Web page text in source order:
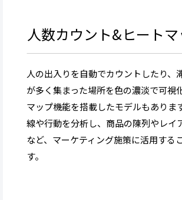
人数カウント&ヒート
人の出入りを自動でカウントしたり、
が多く集まった場所を色の濃淡で可視
マップ機能を搭載したモデルもありま
線や行動を分析し、商品の陳列やレイ
など、マーケティング施策に活用する
す。